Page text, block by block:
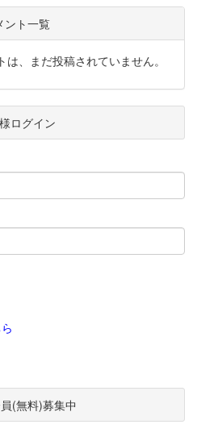
ント一覧
、まだ投稿されていません。
ログイン
(無料)募集中